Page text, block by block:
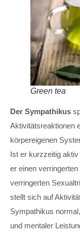
Green tea
Der Sympathikus
Aktivitätsreaktionen
körpereigenen
Ist er kurzzeitig
er einen
verringerten
stellt sich auf
Sympathikus
und mentaler